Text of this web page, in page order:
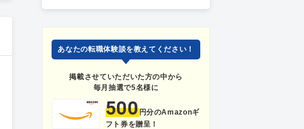
あなたの転職体験談を教えてください！
掲載させていただいた方の中から
毎月抽選で5名様に
500円分のAmazonギ
フト券を贈呈！